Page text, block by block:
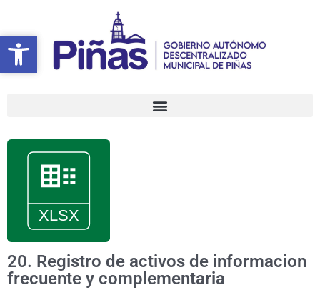
Abrir barra de herramientas
contenido
20. Registro de activos de informacion
frecuente y complementaria
Abrir barra de herramientas